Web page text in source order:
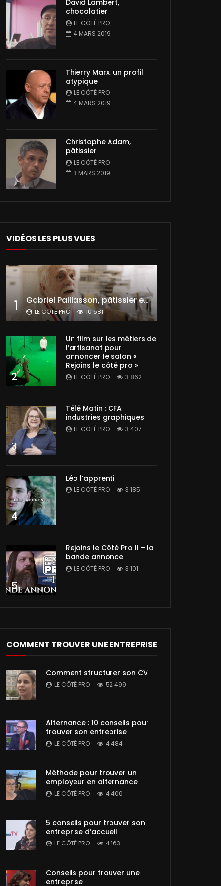
David Lambert,
chocolatier
LE CÔTÉ PRO
4 MARS 2019
Thierry Marx, un profil
atypique
LE CÔTÉ PRO
4 MARS 2019
Christophe Adam,
pâtissier
LE CÔTÉ PRO
3 MARS 2019
VIDÉOS LES PLUS VUES
1 Gabriel Paillasson, pâtissier et glacier
LE CÔTÉ PRO 10 681
2
Un film sur les métiers de
l’artisanat pour
annoncer le salon «
Rejoins le côté pro »
LE CÔTÉ PRO 3 862
3
Télé Matin : CFA
industries graphiques
LE CÔTÉ PRO 3 407
4
Léo l’apprenti
LE CÔTÉ PRO 3 185
5
Rejoins le Côté Pro II – la
bande annonce
LE CÔTÉ PRO 3 101
COMMENT TROUVER UNE ENTREPRISE
Comment structurer son CV
LE CÔTÉ PRO 52 499
Alternance : 10 conseils pour
trouver son entreprise
LE CÔTÉ PRO 4 484
Méthode pour trouver un
employeur en alternance
LE CÔTÉ PRO 4 400
5 conseils pour trouver son
entreprise d’accueil
LE CÔTÉ PRO 4 163
Conseils pour trouver une
entreprise